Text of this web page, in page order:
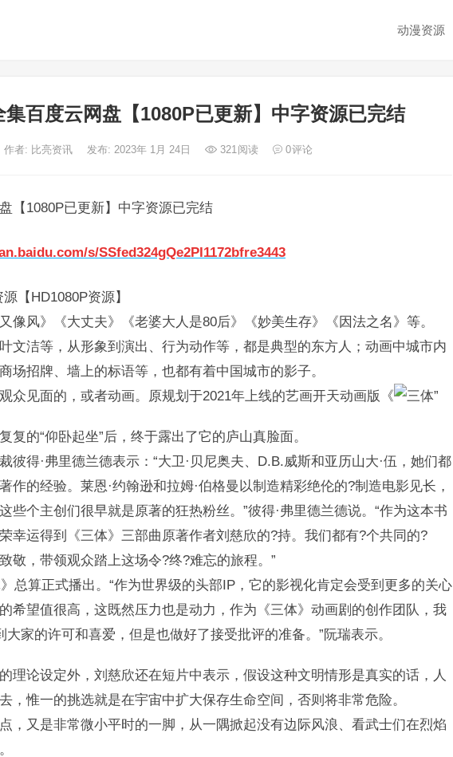
动漫资源
集百度云网盘【1080P已更新】中字资源已完结
作者: 比亮资讯 发布: 2023年 1月 24日 321阅读 0评论
【1080P已更新】中字资源已完结
s/SSfed324gQe2PI1172bfre3443
【HD1080P资源】
像风》《大丈夫》《老婆大人是80后》《妙美生存》《因法之名》等。
文洁等，从形象到演出、行为动作等，都是典型的东方人；动画中城市内
场招牌、墙上的标语等，也都有着中国城市的影子。
众见面的，或者动画。原规划于2021年上线的艺画开天动画版《
复的“仰卧起坐”后，终于露出了它的庐山真脸面。
彼得·弗里德兰德表示：“大卫·贝尼奥夫、D.B.威斯和亚历山大·伍，她们都
作的经验。莱恩·约翰逊和拉姆·伯格曼以制造精彩绝伦的?制造电影见长，
些个主创们很早就是原著的狂热粉丝。”彼得·弗里德兰德说。“作为这本书
幸运得到《三体》三部曲原著作者刘慈欣的?持。我们都有?个共同的?
敬，带领观众踏上这场令?终?难忘的旅程。”
总算正式播出。“作为世界级的头部IP，它的影视化肯定会受到更多的关心
希望值很高，这既然压力也是动力，作为《三体》动画剧的创作团队，我
大家的许可和喜爱，但是也做好了接受批评的准备。”阮瑞表示。
理论设定外，刘慈欣还在短片中表示，假设这种文明情形是真实的话，人
，惟一的挑选就是在宇宙中扩大保存生命空间，否则将非常危险。
，又是非常微小平时的一脚，从一隅掀起没有边际风浪、看武士们在烈焰